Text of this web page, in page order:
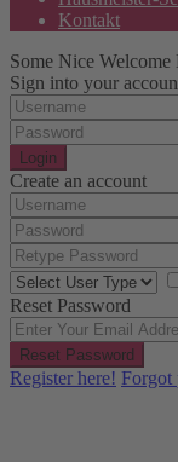
Kontakt
Some Nice Welcome
Sign into your
Login
Create an account
Reset Password
Reset Password
Register here! Forgot